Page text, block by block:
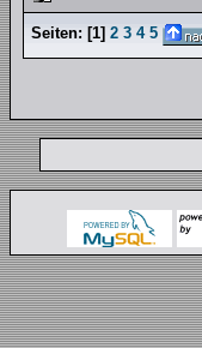
Seiten: [1] 2 3 4 5